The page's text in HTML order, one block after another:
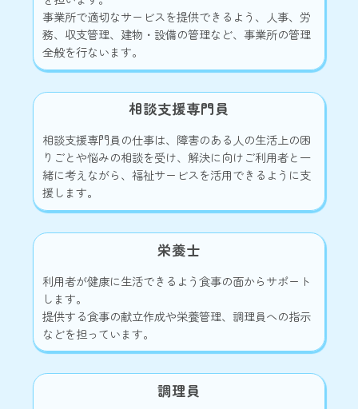
事業所で適切なサービスを提供できるよう、人事、労
務、収支管理、建物・設備の管理など、事業所の管理
全般を行ないます。
相談支援専門員
相談支援専門員の仕事は、障害のある人の生活上の困
りごとや悩みの相談を受け、解決に向けご利用者と一
緒に考えながら、福祉サービスを活用できるように支
援します。
栄養士
利用者が健康に生活できるよう食事の面からサポート
します。
提供する食事の献立作成や栄養管理、調理員への指示
などを担っています。
調理員